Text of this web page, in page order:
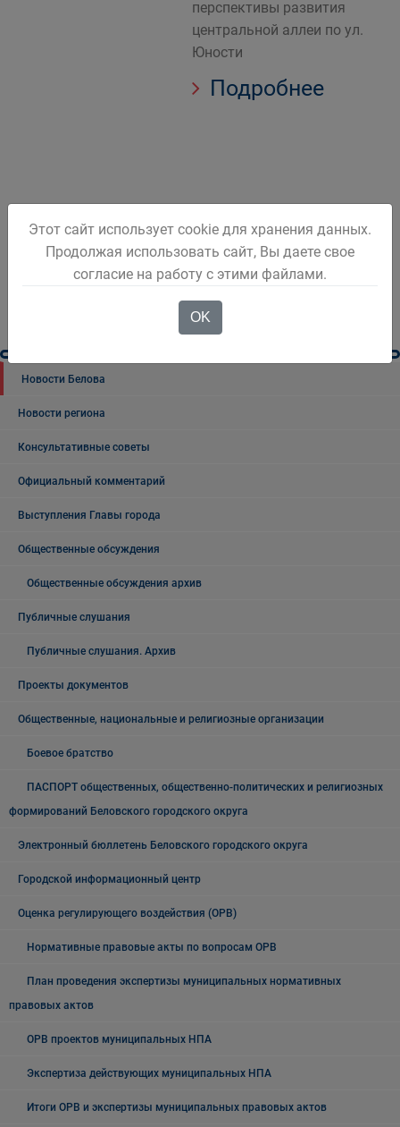
перспективы развития
центральной аллеи по ул.
Юности
Подробнее
2 3 4 5
Новости Белова
Новости региона
Консультативные советы
Официальный комментарий
Выступления Главы города
Общественные обсуждения
Общественные обсуждения архив
Публичные слушания
Публичные слушания. Архив
Проекты документов
Общественные, национальные и религиозные организации
Боевое братство
ПАСПОРТ общественных, общественно-политических и религиозных
формирований Беловского городского округа
Электронный бюллетень Беловского городского округа
Городской информационный центр
Оценка регулирующего воздействия (ОРВ)
Нормативные правовые акты по вопросам ОРВ
План проведения экспертизы муниципальных нормативных
правовых актов
ОРВ проектов муниципальных НПА
Экспертиза действующих муниципальных НПА
Итоги ОРВ и экспертизы муниципальных правовых актов
Этот сайт использует cookie для хранения данных.
Продолжая использовать сайт, Вы даете свое
согласие на работу с этими файлами.
OK